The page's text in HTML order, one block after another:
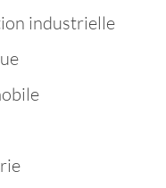
industrielle